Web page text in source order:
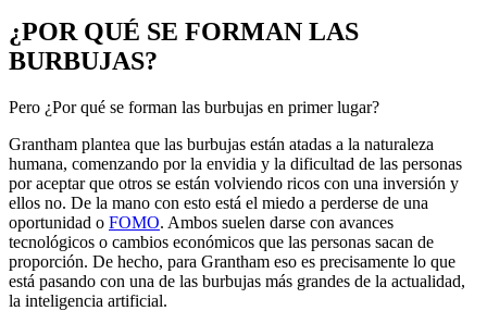
¿POR QUÉ SE FORMAN LAS
BURBUJAS?
Pero ¿Por qué se forman las burbujas en primer lugar?
Grantham plantea que las burbujas están atadas a la naturaleza
humana, comenzando por la envidia y la dificultad de las personas
por aceptar que otros se están volviendo ricos con una inversión y
ellos no. De la mano con esto está el miedo a perderse de una
oportunidad o FOMO. Ambos suelen darse con avances
tecnológicos o cambios económicos que las personas sacan de
proporción. De hecho, para Grantham eso es precisamente lo que
está pasando con una de las burbujas más grandes de la actualidad,
la inteligencia artificial.